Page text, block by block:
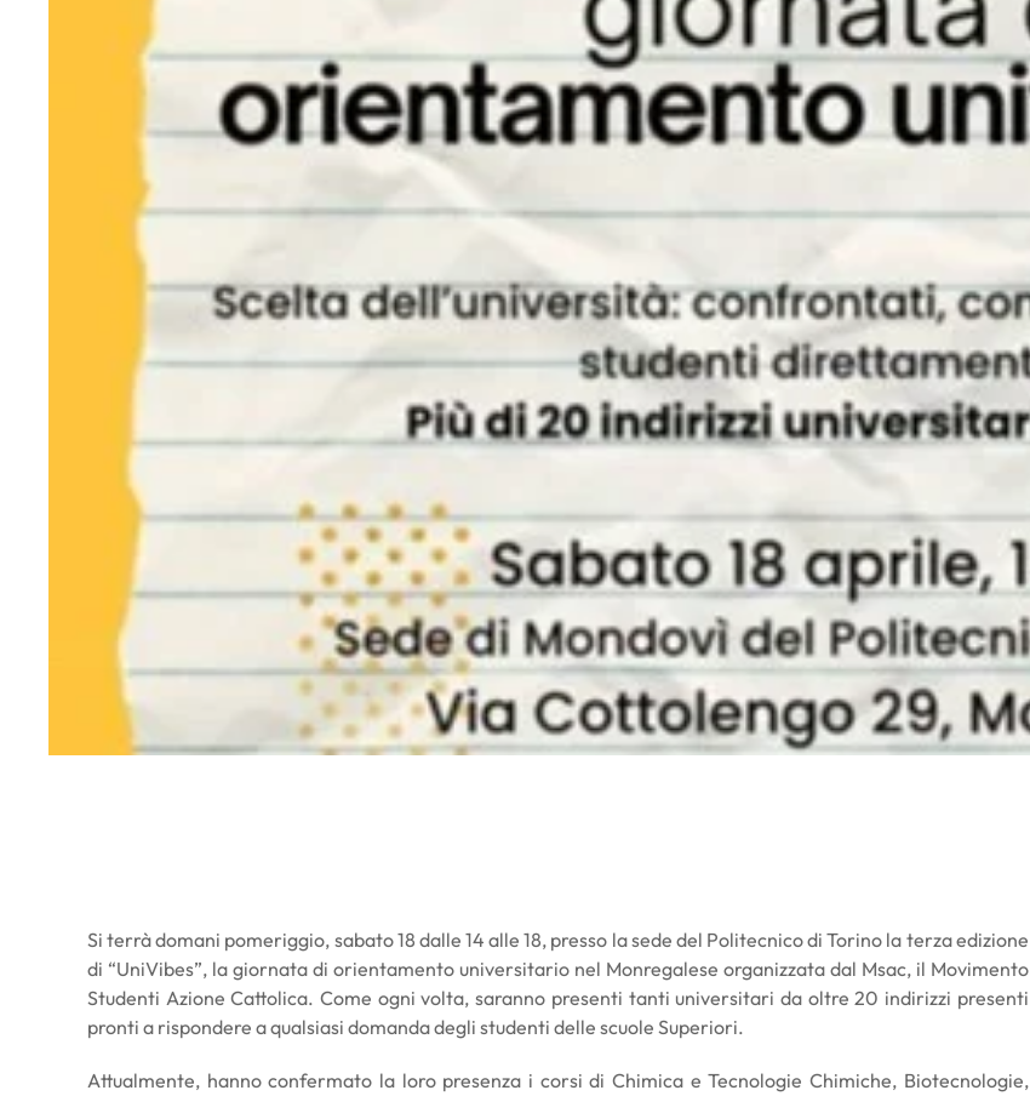
Si terrà domani pomeriggio, sabato 18 dalle 14 alle 18, presso la sede del Politecnico di Torino la terza edizione
di “UniVibes”, la giornata di orientamento universitario nel Monregalese organizzata dal Msac, il Movimento
Studenti Azione Cattolica. Come ogni volta, saranno presenti tanti universitari da oltre 20 indirizzi presenti
pronti a rispondere a qualsiasi domanda degli studenti delle scuole Superiori.
Attualmente, hanno confermato la loro presenza i corsi di Chimica e Tecnologie Chimiche, Biotecnologie,